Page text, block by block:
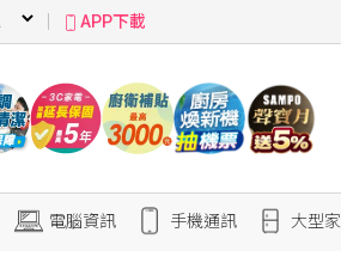
APP下載
電腦資訊 手機通訊 大型